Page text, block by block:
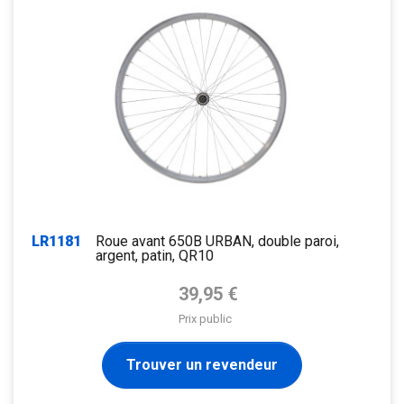
LR1181
Roue avant 650B URBAN, double paroi,
argent, patin, QR10
Prix de base
39,95 €
Prix public
Trouver un revendeur